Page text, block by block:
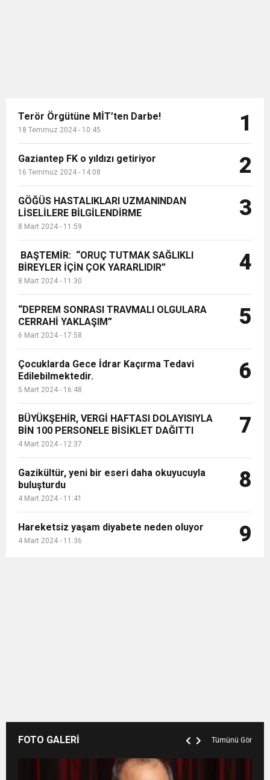
Terör Örgütüne MİT’ten Darbe!
18 Temmuz 2024 - 10:45 1
Gaziantep FK o yıldızı getiriyor
16 Temmuz 2024 - 14:08 2
GÖĞÜS HASTALIKLARI UZMANINDAN
LİSELİLERE BİLGİLENDİRME
8 Mart 2024 - 11:59
3
BAŞTEMİR: “ORUÇ TUTMAK SAĞLIKLI
BİREYLER İÇİN ÇOK YARARLIDIR”
8 Mart 2024 - 11:30
4
“DEPREM SONRASI TRAVMALI OLGULARA
CERRAHİ YAKLAŞIM”
6 Mart 2024 - 17:58
5
Çocuklarda Gece İdrar Kaçırma Tedavi
Edilebilmektedir.
5 Mart 2024 - 16:48
6
BÜYÜKŞEHİR, VERGİ HAFTASI DOLAYISIYLA
BİN 100 PERSONELE BİSİKLET DAĞITTI
4 Mart 2024 - 12:37
7
Gazikültür, yeni bir eseri daha okuyucuyla
buluşturdu
4 Mart 2024 - 11:41
8
Hareketsiz yaşam diyabete neden oluyor
4 Mart 2024 - 11:36 9
FOTO GALERİ Tümünü Gör